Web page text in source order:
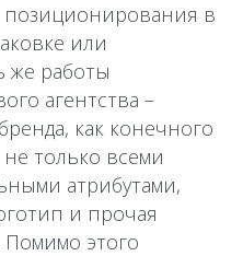
позиционирования в
или
же работы
агентства –
как конечного
только всеми
атрибутами,
и прочая
Помимо этого